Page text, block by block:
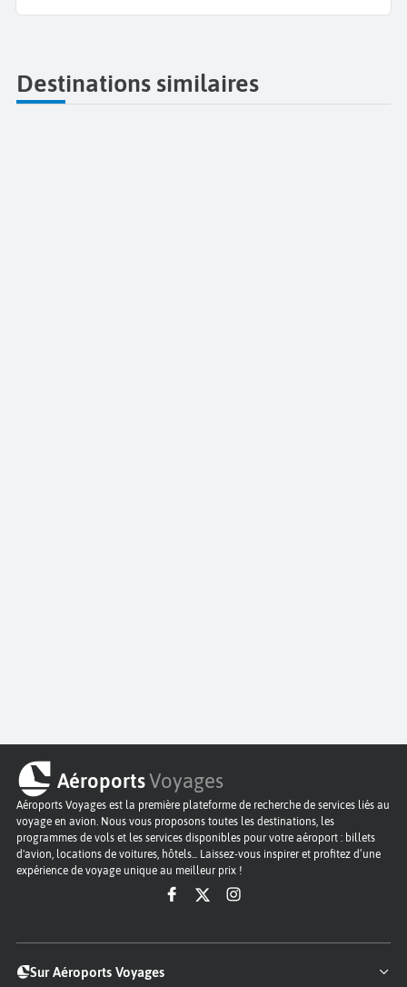
Destinations similaires
AéroportsVoyages
Aéroports Voyages est la première plateforme de recherche de services liés au
voyage en avion. Nous vous proposons toutes les destinations, les
programmes de vols et les services disponibles pour votre aéroport : billets
d'avion, locations de voitures, hôtels... Laissez-vous inspirer et profitez d’une
expérience de voyage unique au meilleur prix !
Sur Aéroports Voyages